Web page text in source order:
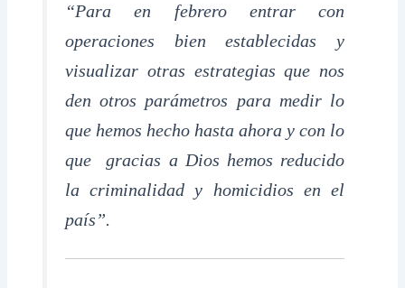
“Para en febrero entrar con
operaciones bien establecidas y
visualizar otras estrategias que nos
den otros parámetros para medir lo
que hemos hecho hasta ahora y con lo
que gracias a Dios hemos reducido
la criminalidad y homicidios en el
país”.